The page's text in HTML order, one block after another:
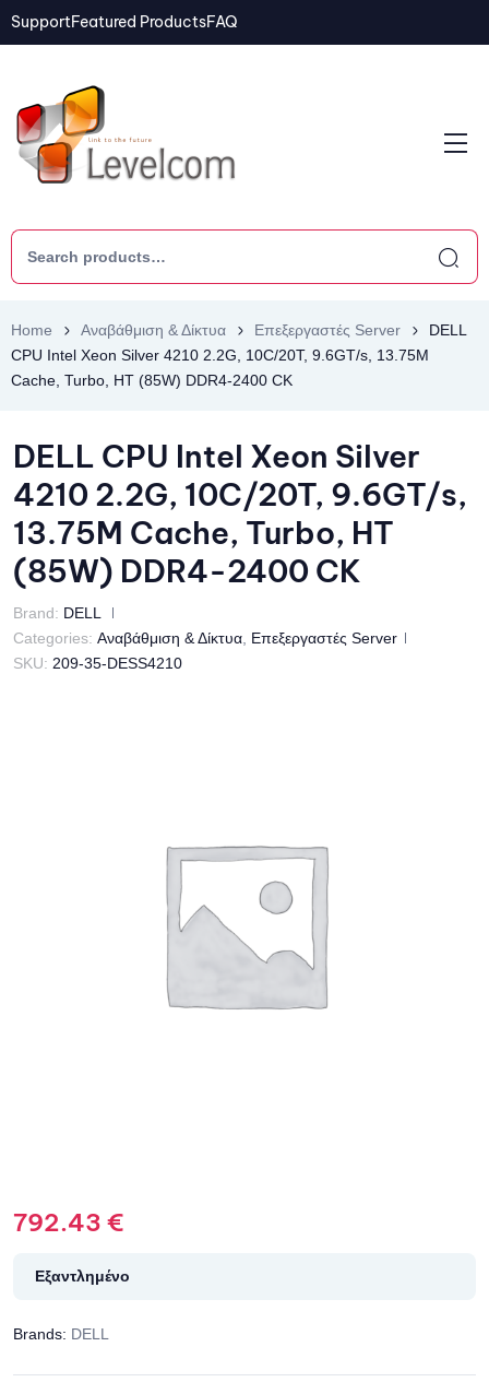
SupportFeatured ProductsFAQ
Home Αναβάθμιση & Δίκτυα Επεξεργαστές Server
DELL
CPU Intel Xeon Silver 4210 2.2G, 10C/20T, 9.6GT/s, 13.75M
Cache, Turbo, HT (85W) DDR4-2400 CK
DELL CPU Intel Xeon Silver
4210 2.2G, 10C/20T, 9.6GT/s,
13.75M Cache, Turbo, HT
(85W) DDR4-2400 CK
Brand: DELL
Categories: Αναβάθμιση & Δίκτυα Επεξεργαστές Server
SKU: 209-35-DESS4210
792.43 €
Εξαντλημένο
Brands: DELL